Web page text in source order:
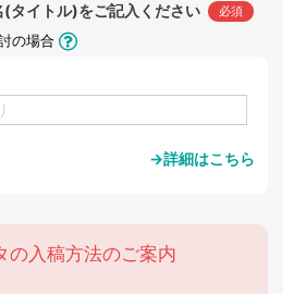
タイトル)をご記入ください 必須
の場合
→詳細はこちら
の入稿方法のご案内